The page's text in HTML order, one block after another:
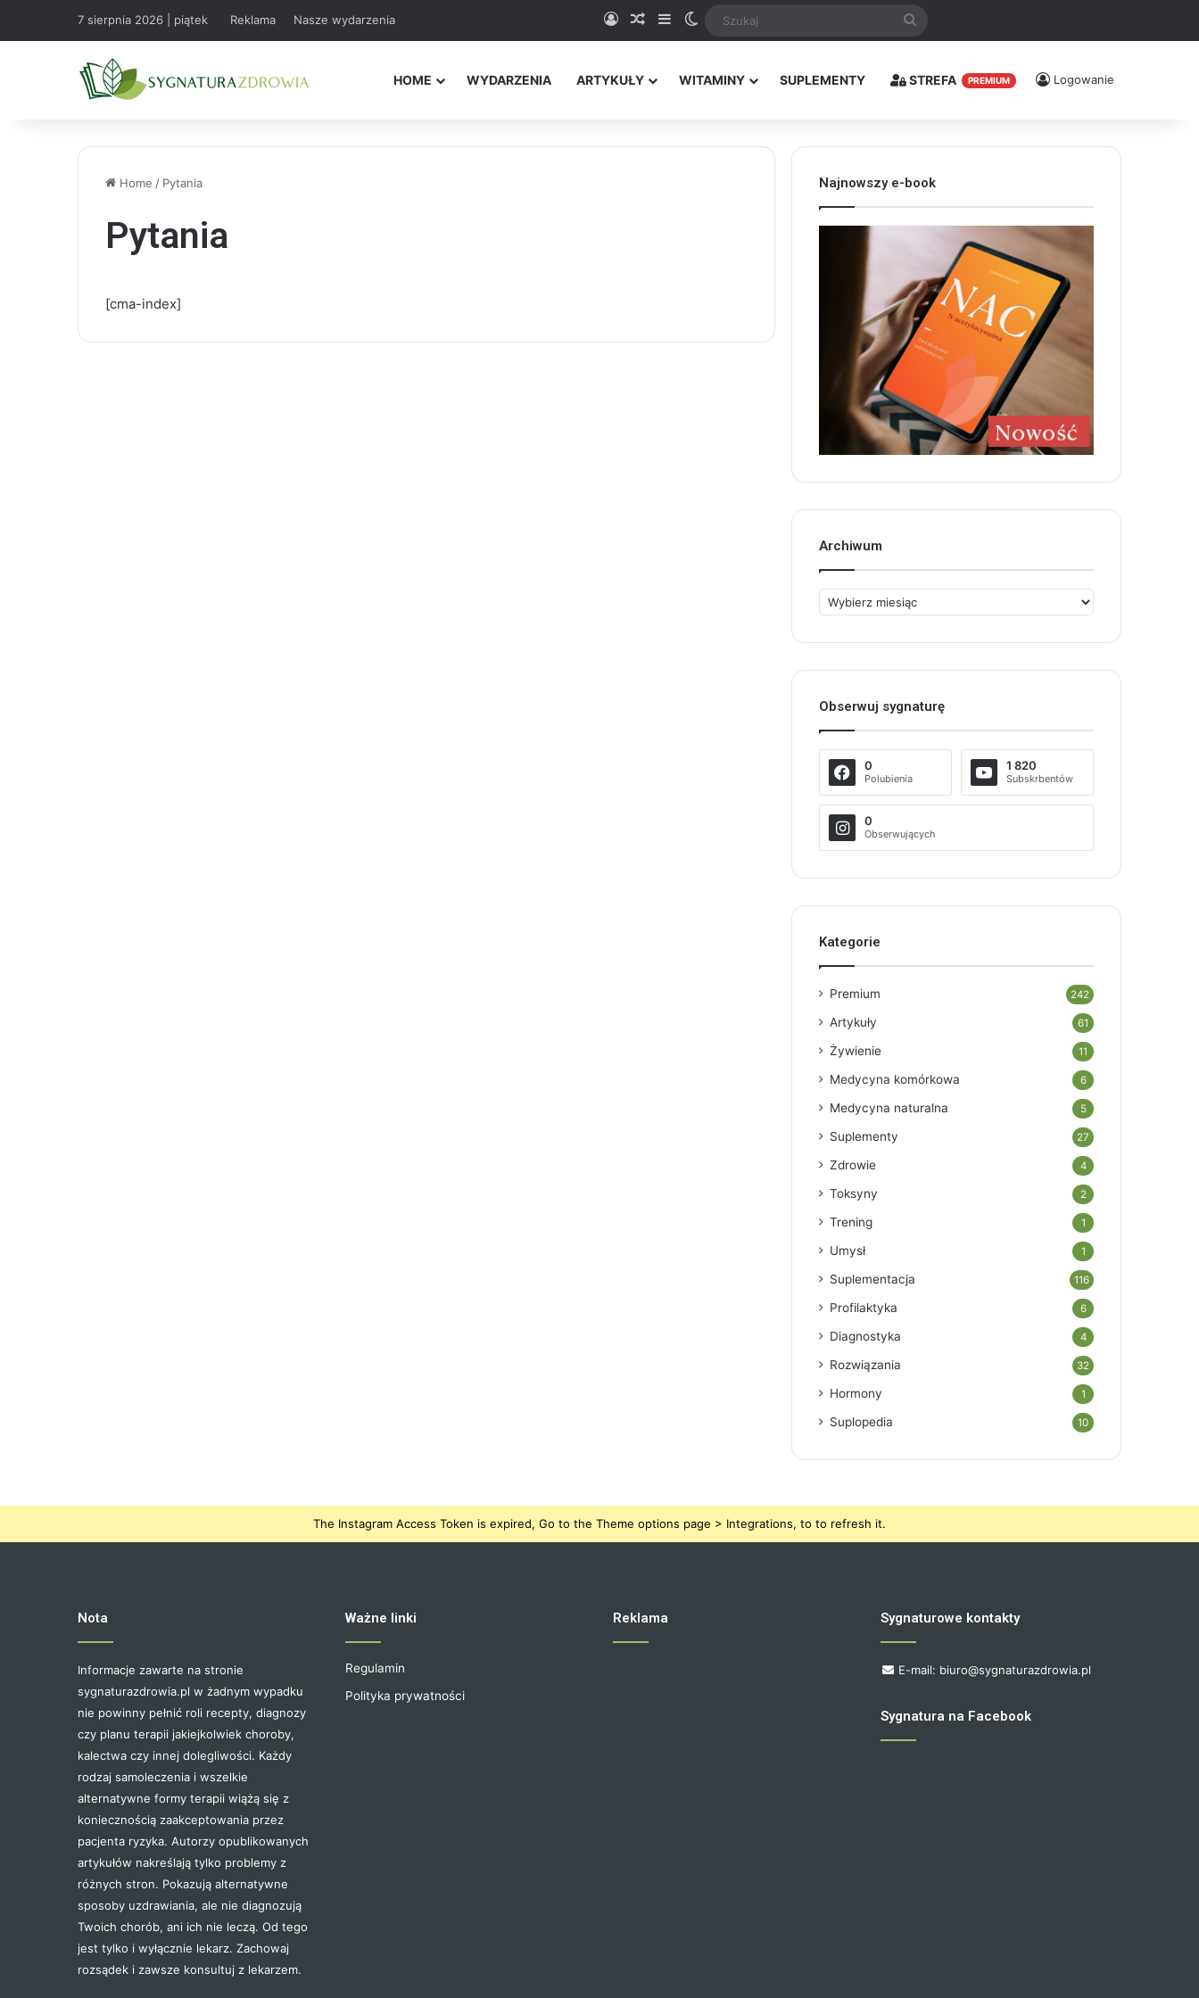
7 sierpnia 2026 | piątek Reklama Nasze wydarzenia Logowanie
Random Article
SidebarSwitch skin
HOME WYDARZENIA ARTYKUŁY WITAMINY SUPLEMENTY STREFA PREMIUM Logowanie
Home / Pytania
Pytania
[cma-index]
Najnowszy e-book
Archiwum
Archiwum
Obserwuj sygnaturę
0
Polubienia
1 820
Subskrbentów
0
Obserwujących
Kategorie
Premium 242
Artykuły 61
Żywienie 11
Medycyna komórkowa 6
Medycyna naturalna 5
Suplementy 27
Zdrowie 4
Toksyny 2
Trening 1
Umysł 1
Suplementacja 116
Profilaktyka 6
Diagnostyka 4
Rozwiązania 32
Hormony 1
Suplopedia 10
The Instagram Access Token is expired, Go to the Theme options page > Integrations, to to refresh it.
Nota
Informacje zawarte na stronie
sygnaturazdrowia.pl w żadnym wypadku
nie powinny pełnić roli recepty, diagnozy
czy planu terapii jakiejkolwiek choroby,
kalectwa czy innej dolegliwości. Każdy
rodzaj samoleczenia i wszelkie
alternatywne formy terapii wiążą się z
koniecznością zaakceptowania przez
pacjenta ryzyka. Autorzy opublikowanych
artykułów nakreślają tylko problemy z
różnych stron. Pokazują alternatywne
sposoby uzdrawiania, ale nie diagnozują
Twoich chorób, ani ich nie leczą. Od tego
jest tylko i wyłącznie lekarz. Zachowaj
rozsądek i zawsze konsultuj z lekarzem.
Ważne linki
Regulamin
Polityka prywatności
Reklama Sygnaturowe kontakty
E-mail: biuro@sygnaturazdrowia.pl
Sygnatura na Facebook